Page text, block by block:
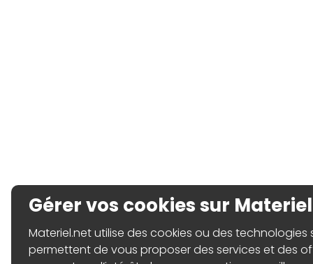
Gérer vos cookies sur
Materiel.net utilise des cookies ou des technologies
permettent de vous proposer des services et des